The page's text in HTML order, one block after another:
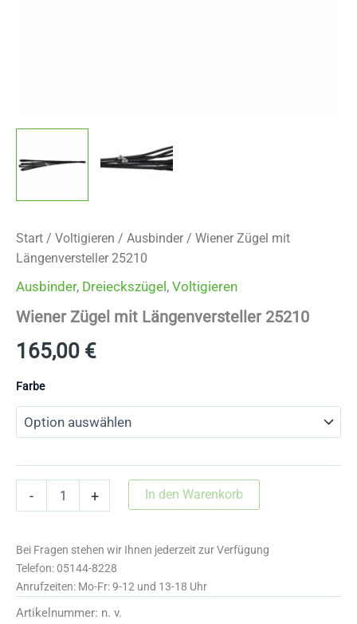
Start / Voltigieren / Ausbinder / Wiener Zügel mit
Längenversteller 25210
Ausbinder, Dreieckszügel , Voltigieren
Wiener Zügel mit Längenversteller 25210
165,00 €
Farbe
-
25210
Menge
+ In den Warenkorb
Bei Fragen stehen wir Ihnen jederzeit zur Verfügung
Telefon: 05144-8228
Anrufzeiten: Mo-Fr: 9-12 und 13-18 Uhr
Artikelnummer: n. v.